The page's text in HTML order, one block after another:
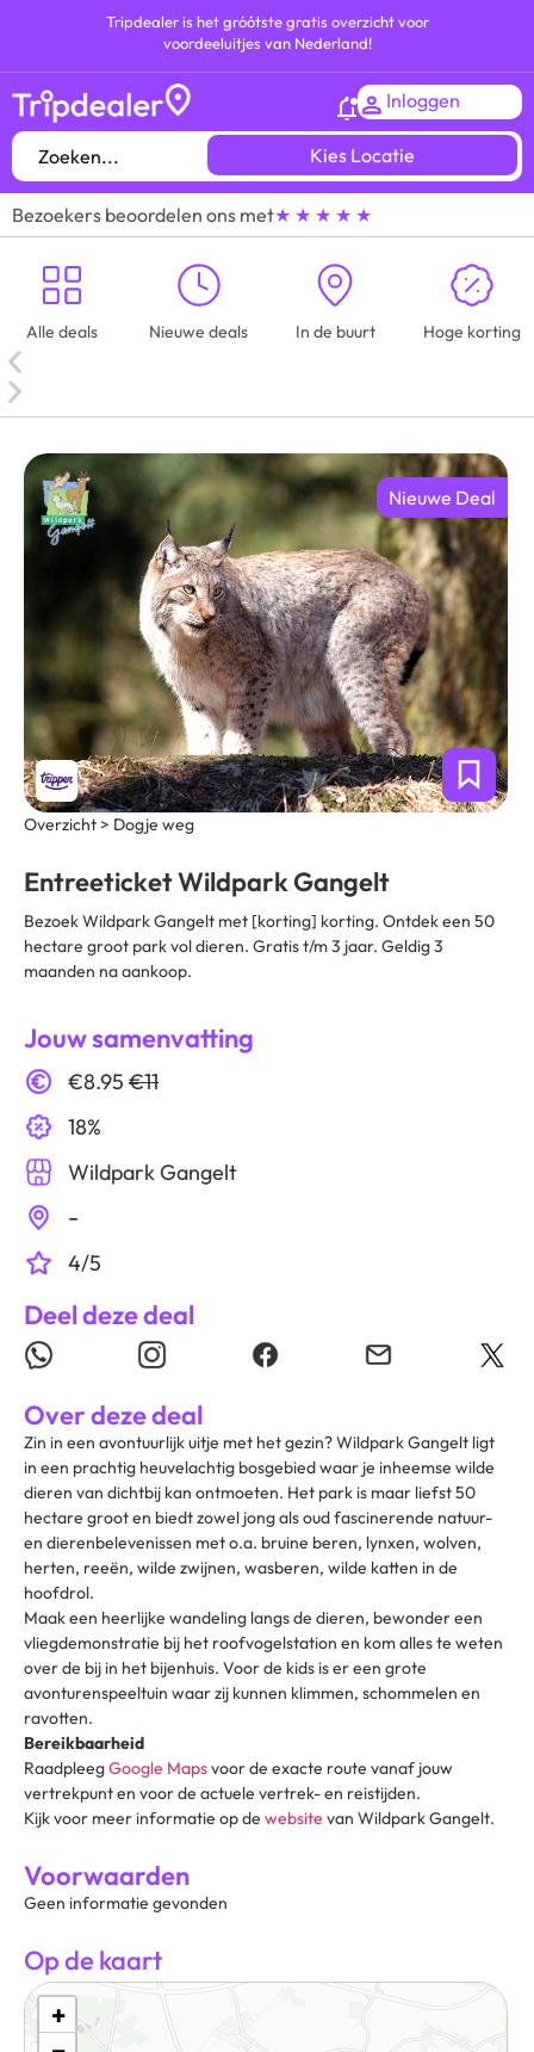
Tripdealer is het gróótste gratis overzicht voor
voordeeluitjes van Nederland!
Inloggen
Kies Locatie
Bezoekers beoordelen ons met★ ★ ★ ★ ★
Alle deals Nieuwe deals In de buurt Hoge korting
Nieuwe Deal
Overzicht > Dogje weg
Entreeticket Wildpark Gangelt
Bezoek Wildpark Gangelt met [korting] korting. Ontdek een 50
hectare groot park vol dieren. Gratis t/m 3 jaar. Geldig 3
maanden na aankoop.
Jouw samenvatting
€8.95 €11
18%
Wildpark Gangelt
-
4/5
Deel deze deal
Over deze deal
Zin in een avontuurlijk uitje met het gezin? Wildpark Gangelt ligt
in een prachtig heuvelachtig bosgebied waar je inheemse wilde
dieren van dichtbij kan ontmoeten. Het park is maar liefst 50
hectare groot en biedt zowel jong als oud fascinerende natuur-
en dierenbelevenissen met o.a. bruine beren, lynxen, wolven,
herten, reeën, wilde zwijnen, wasberen, wilde katten in de
hoofdrol.
Maak een heerlijke wandeling langs de dieren, bewonder een
vliegdemonstratie bij het roofvogelstation en kom alles te weten
over de bij in het bijenhuis. Voor de kids is er een grote
avonturenspeeltuin waar zij kunnen klimmen, schommelen en
ravotten.
Bereikbaarheid
RaadpleegGoogle Mapsvoor de exacte route vanaf jouw
vertrekpunt en voor de actuele vertrek- en reistijden.
Kijk voor meer informatie op de website van Wildpark Gangelt.
Voorwaarden
Geen informatie gevonden
Op de kaart
+